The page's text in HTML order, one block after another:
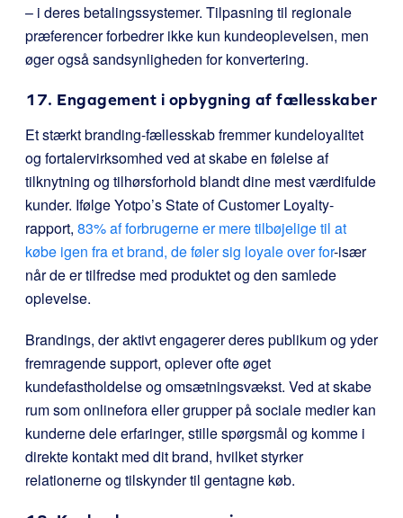
– i deres betalingssystemer. Tilpasning til regionale
præferencer forbedrer ikke kun kundeoplevelsen, men
øger også sandsynligheden for konvertering.
17. Engagement i opbygning af fællesskaber
Et stærkt branding-fællesskab fremmer kundeloyalitet
og fortalervirksomhed ved at skabe en følelse af
tilknytning og tilhørsforhold blandt dine mest værdifulde
kunder. Ifølge Yotpo’s State of Customer Loyalty-
rapport, 83% af forbrugerne er mere tilbøjelige til at
købe igen fra et brand, de føler sig loyale over for-især
når de er tilfredse med produktet og den samlede
oplevelse.
Brandings, der aktivt engagerer deres publikum og yder
fremragende support, oplever ofte øget
kundefastholdelse og omsætningsvækst. Ved at skabe
rum som onlinefora eller grupper på sociale medier kan
kunderne dele erfaringer, stille spørgsmål og komme i
direkte kontakt med dit brand, hvilket styrker
relationerne og tilskynder til gentagne køb.